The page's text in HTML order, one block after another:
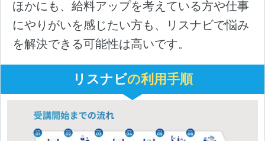
ほかにも、給料アップを考えている方や仕事
にやりがいを感じたい方も、リスナビで悩み
を解決できる可能性は高いです。
リスナビの利用手順